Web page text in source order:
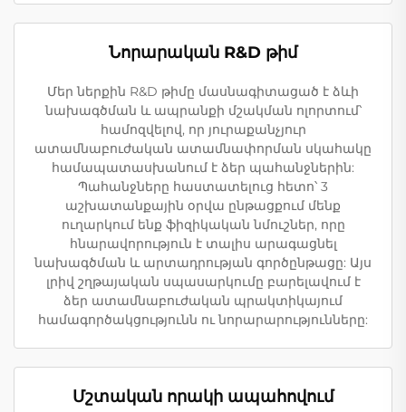
Նորարական R&D թիմ
Մեր ներքին R&D թիմը մասնագիտացած է ձևի
նախագծման և ապրանքի մշակման ոլորտում՝
համոզվելով, որ յուրաքանչյուր
ատամնաբուժական ատամնափորման սկահակը
համապատասխանում է ձեր պահանջներին:
Պահանջները հաստատելուց հետո՝ 3
աշխատանքային օրվա ընթացքում մենք
ուղարկում ենք ֆիզիկական նմուշներ, որը
հնարավորություն է տալիս արագացնել
նախագծման և արտադրության գործընթացը: Այս
լրիվ շղթայական սպասարկումը բարելավում է
ձեր ատամնաբուժական պրակտիկայում
համագործակցությունն ու նորարարությունները:
Մշտական որակի ապահովում